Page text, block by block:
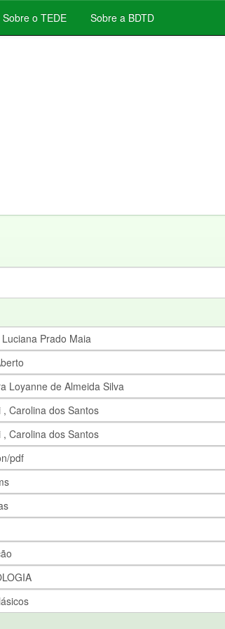
Sobre o TEDE Sobre a BDTD